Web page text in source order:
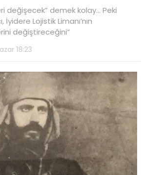
değişecek” demek kolay… Peki
İyidere Lojistik Limanı’nın
değiştireceğini”
18:23